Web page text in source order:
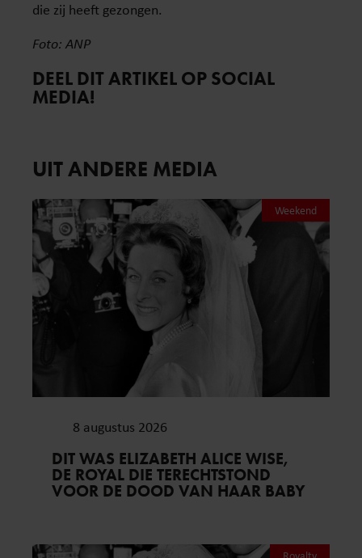
die zij heeft gezongen.
Foto: ANP
DEEL DIT ARTIKEL OP SOCIAL
MEDIA!
UIT ANDERE MEDIA
Weekend
8 augustus 2026
DIT WAS ELIZABETH ALICE WISE,
DE ROYAL DIE TERECHTSTOND
VOOR DE DOOD VAN HAAR BABY